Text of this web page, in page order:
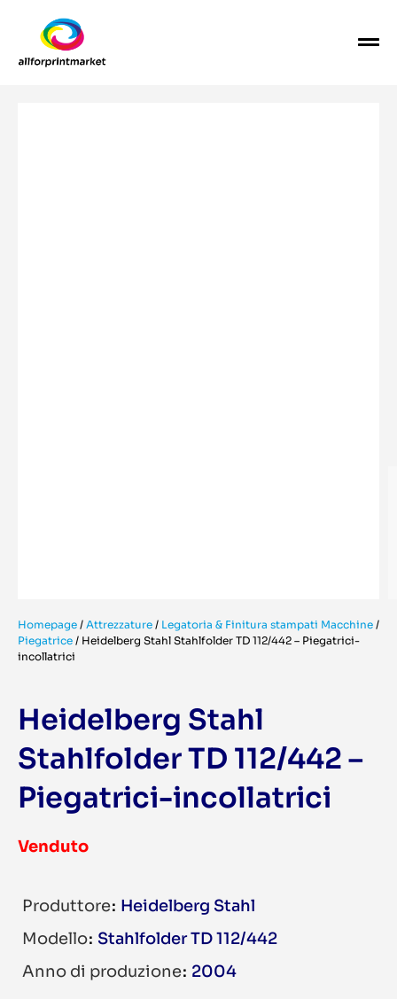
Homepage / Attrezzature / Legatoria & Finitura stampati Macchine /
Piegatrice / Heidelberg Stahl Stahlfolder TD 112/442 – Piegatrici-
incollatrici
Heidelberg Stahl
Stahlfolder TD 112/442 –
Piegatrici-incollatrici
Venduto
Produttore Heidelberg Stahl
Modello Stahlfolder TD 112/442
Anno di produzione 2004